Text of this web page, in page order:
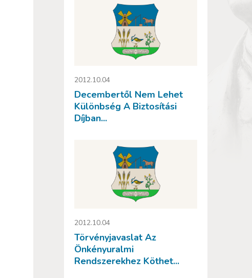
2012.10.04
Decembertől Nem Lehet
Különbség A Biztosítási
Díjban...
2012.10.04
Törvényjavaslat Az
Önkényuralmi
Rendszerekhez Köthet...